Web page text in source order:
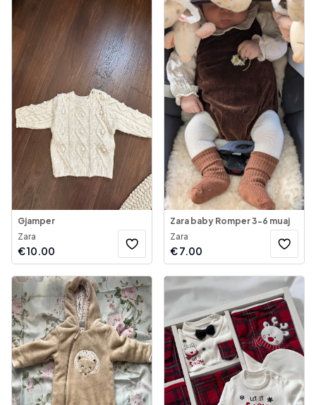
Gjamper
Zara
€10.00
Zara baby Romper 3-6 muaj
Zara
€7.00